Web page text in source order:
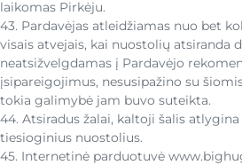
laikomas Pirkėju.
43. Pardavėjas atleidžiamas nuo bet
visais atvejais, kai nuostolių atsiranda
neatsižvelgdamas į Pardavėjo
įsipareigojimus, nesusipažino su
tokia galimybė jam buvo suteikta.
44. Atsiradus žalai, kaltoji šalis
tiesioginius nuostolius.
45. Internetinė parduotuvė